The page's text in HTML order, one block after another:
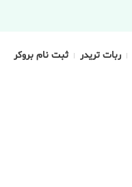
ربات تریدر ثبت نام بروکر